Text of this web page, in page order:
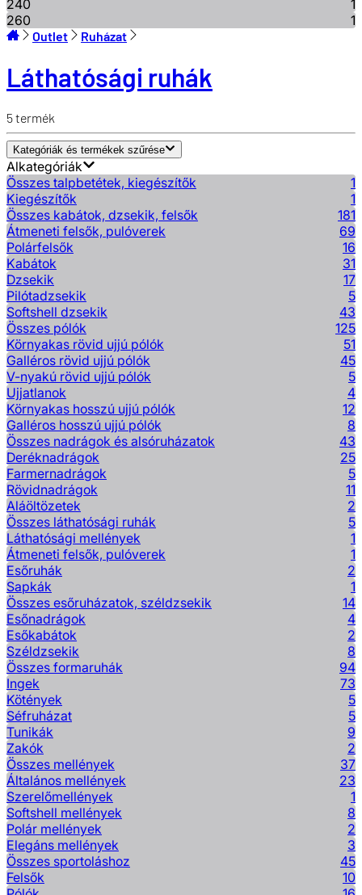
240
1
260
1
Outlet Ruházat
Láthatósági ruhák
5termék
Kategóriák és termékek szűrése
Alkategóriák
Összes talpbetétek, kiegészítők
1
Kiegészítők
1
Összes kabátok, dzsekik, felsők
181
Átmeneti felsők, pulóverek
69
Polárfelsők
16
Kabátok
31
Dzsekik
17
Pilótadzsekik
5
Softshell dzsekik
43
Összes pólók
125
Környakas rövid ujjú pólók
51
Galléros rövid ujjú pólók
45
V-nyakú rövid ujjú pólók
5
Ujjatlanok
4
Környakas hosszú ujjú pólók
12
Galléros hosszú ujjú pólók
8
Összes nadrágok és alsóruházatok
43
Deréknadrágok
25
Farmernadrágok
5
Rövidnadrágok
11
Aláöltözetek
2
Összes láthatósági ruhák
5
Láthatósági mellények
1
Átmeneti felsők, pulóverek
1
Esőruhák
2
Sapkák
1
Összes esőruházatok, széldzsekik
14
Esőnadrágok
4
Esőkabátok
2
Széldzsekik
8
Összes formaruhák
94
Ingek
73
Kötények
5
Séfruházat
5
Tunikák
9
Zakók
2
Összes mellények
37
Általános mellények
23
Szerelőmellények
1
Softshell mellények
8
Polár mellények
2
Elegáns mellények
3
Összes sportoláshoz
45
Felsők
10